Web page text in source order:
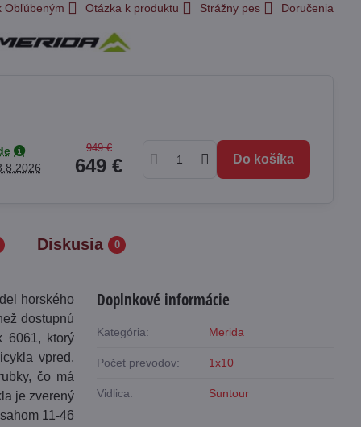
Obľúbeným Otázka k produktu Strážny pes Doručenia
949 €
649 € Do košíka
Diskusia 0
horského
dostupnú
6061, ktorý
vpred.
čo má
je zverený
11-46
Doplnkové informácie
Kategória: Merida
Počet prevodov: 1x10
Vidlica: Suntour